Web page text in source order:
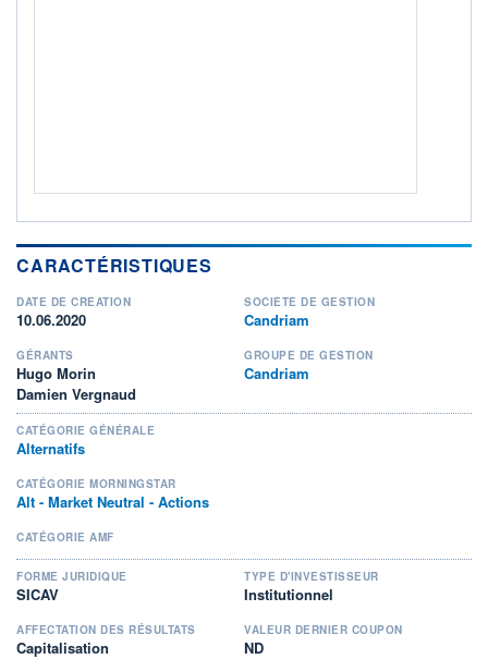
+ PORTEFEUILLE + LISTE
CARACTÉRISTIQUES
DATE DE CRÉATION
10.06.2020
SOCIÉTÉ DE GESTION
Candriam
GÉRANTS
Hugo Morin
Damien Vergnaud
GROUPE DE GESTION
Candriam
CATÉGORIE GÉNÉRALE
Alternatifs
CATÉGORIE MORNINGSTAR
Alt - Market Neutral - Actions
CATÉGORIE AMF
FORME JURIDIQUE
SICAV
TYPE D'INVESTISSEUR
Institutionnel
AFFECTATION DES RÉSULTATS
Capitalisation
VALEUR DERNIER COUPON
ND